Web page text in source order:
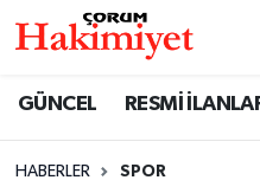
GÜNCEL RESMİ
HABERLER SPOR
Nöbetçi Eczaneler